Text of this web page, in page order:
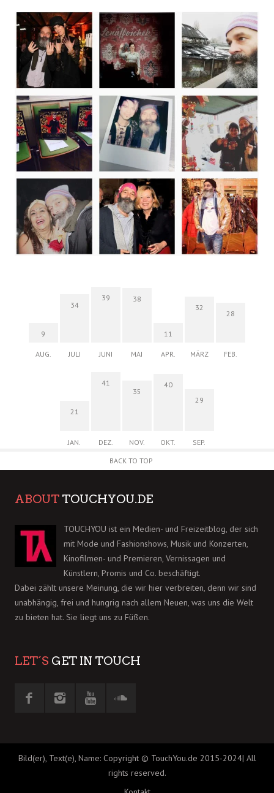
9
AUG.
34
JULI
39
JUNI
38
MAI
11
APR.
32
MÄRZ
28
FEB.
21
JAN.
41
DEZ.
35
NOV.
40
OKT.
29
SEP.
BACK TO TOP
ABOUT TOUCHYOU.DE
TOUCHYOU ist ein Medien- und Freizeitblog, der sich
mit Mode und Fashionshows, Musik und Konzerten,
Kinofilmen- und Premieren, Vernissagen und
Künstlern, Promis und Co. beschäftigt.
Dabei zählt unsere Meinung, die wir hier verbreiten, denn wir sind
unabhängig, frei und hungrig nach allem Neuen, was uns die Welt
zu bieten hat. Sie liegt uns zu Füßen.
LET´S GET IN TOUCH
Bild(er), Text(e), Name: Copyright © TouchYou.de 2015-2024| All
rights reserved.